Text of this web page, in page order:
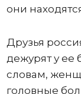
они
Друзья
дежурят у ее
словам,
головные